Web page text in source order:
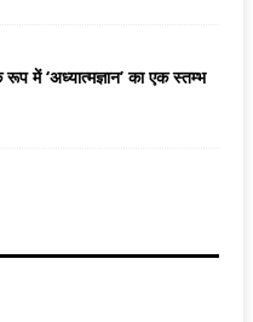
रूप में ‘अध्यात्मज्ञान’ का एक स्तम्भ